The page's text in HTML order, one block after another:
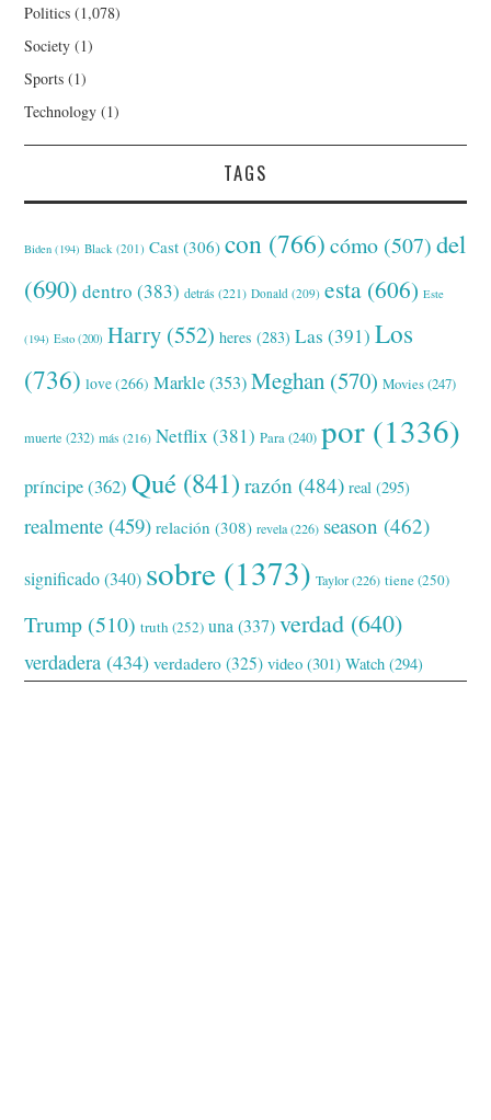
Politics (1,078)
Society (1)
Sports (1)
Technology (1)
TAGS
Biden (194) Black (201) Cast (306) con (766) cómo (507) del
(690) dentro (383) detrás (221) Donald (209) esta (606) Este
(194) Esto (200) Harry (552) heres (283) Las (391) Los
(736) love(266) Markle(353) Meghan (570) Movies(247)
muerte (232) más (216) Netflix (381) Para(240) por (1336)
príncipe(362) Qué (841) razón (484) real (295)
realmente (459) relación (308) revela(226) season (462)
significado(340) sobre (1373) Taylor(226) tiene(250)
Trump (510) truth (252) una (337) verdad (640)
verdadera (434) verdadero (325) video (301) Watch (294)